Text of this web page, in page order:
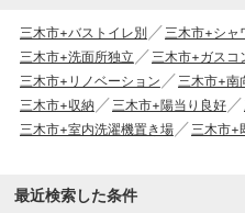
三木市+バストイレ別 三木市+シャ
三木市+洗面所独立
三木市+ガスコ
三木市+リノベーション
三木市+南
三木市+収納
三木市+陽当り良好
三木市+室内洗濯機置き場
三木市+
最近検索した条件